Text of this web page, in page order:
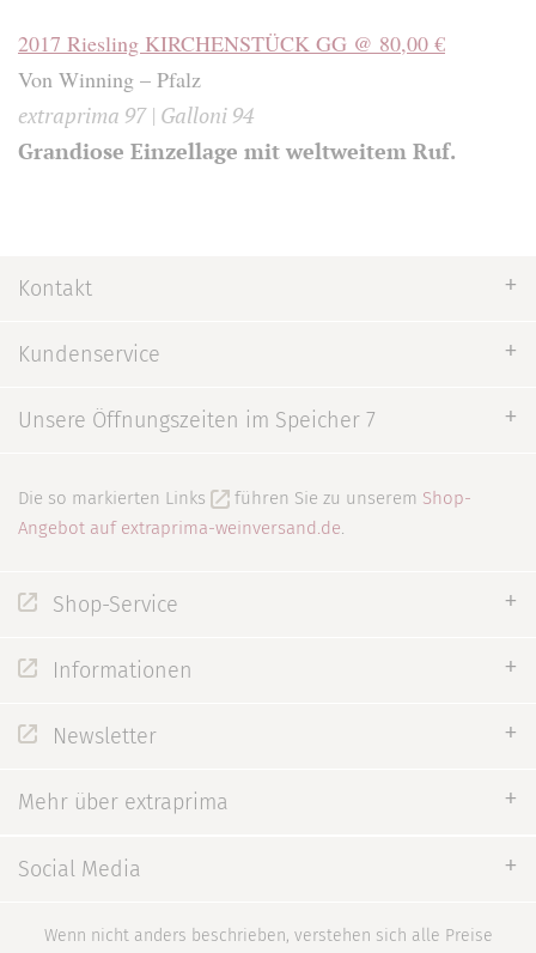
2017 Riesling KIRCHENSTÜCK GG @ 80,00 €
Von Winning – Pfalz
extraprima 97 | Galloni 94
Grandiose Einzellage mit weltweitem Ruf.
Kontakt
Kundenservice
Unsere Öffnungszeiten im Speicher 7
Die so markierten Links führen Sie zu unserem Shop-
Angebot auf extraprima-weinversand.de.
Shop-Service
Informationen
Newsletter
Mehr über extraprima
Social Media
Wenn nicht anders beschrieben, verstehen sich alle Preise